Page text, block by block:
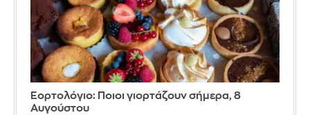
Εορτολόγιο: Ποιοι γιορτάζουν σήμερα, 8
Αυγούστου